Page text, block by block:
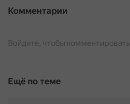
Комментарии
Войдите, чтобы комментировать
Ещё по теме